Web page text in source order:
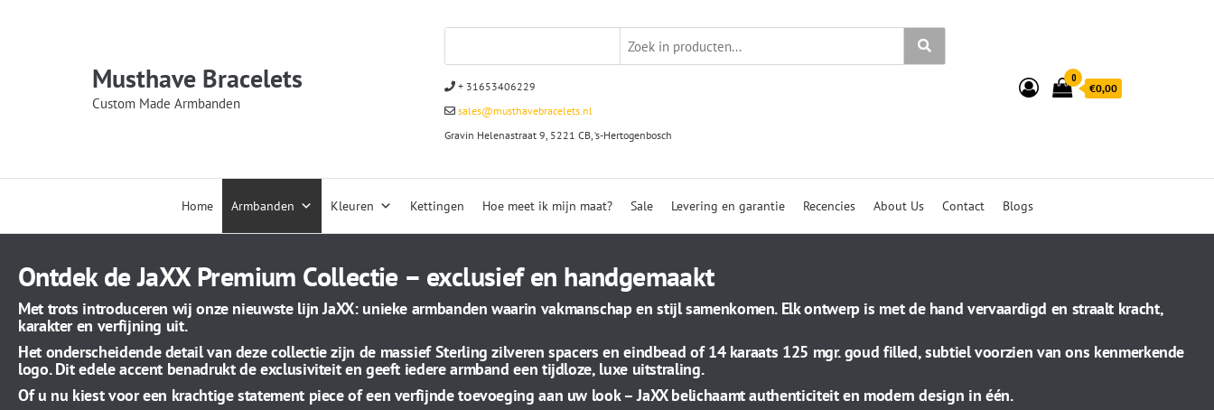
Musthave Bracelets
Custom Made Armbanden
+ 31653406229
sales@musthavebracelets.nl
Gravin Helenastraat 9, 5221 CB, ‘s-Hertogenbosch
0
€0,00
Home Armbanden Kleuren Kettingen Hoe meet ik mijn maat? Sale Levering en garantie Recencies About Us Contact Blogs
Ontdek de JaXX Premium Collectie – exclusief en handgemaakt
Met trots introduceren wij onze nieuwste lijn JaXX: unieke armbanden waarin vakmanschap en stijl samenkomen. Elk ontwerp is met de hand vervaardigd en straalt kracht,
karakter en verfijning uit.
Het onderscheidende detail van deze collectie zijn de massief Sterling zilveren spacers en eindbead of 14 karaats 125 mgr. goud filled, subtiel voorzien van ons kenmerkende
logo. Dit edele accent benadrukt de exclusiviteit en geeft iedere armband een tijdloze, luxe uitstraling.
Of u nu kiest voor een krachtige statement piece of een verfijnde toevoeging aan uw look – JaXX belichaamt authenticiteit en modern design in één.